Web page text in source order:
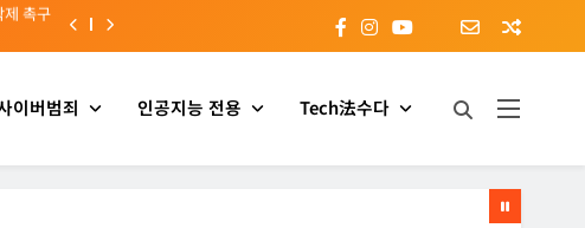
이용
간다”
제 촉구
이버범죄 인공지능 전용 Tech法수다